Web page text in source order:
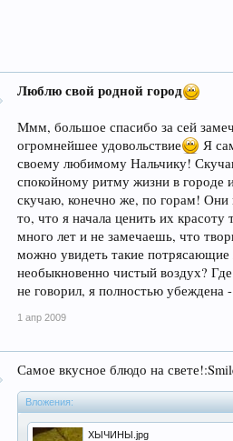
Люблю свой родной город
Ммм, большое спасибо за сей
огромнейшее удовольствие
Я
своему любимому Нальчику!
спокойному ритму жизни в городе
скучаю, конечно же, по горам!
то, что я начала ценить их
много лет и не замечаешь, что
можно увидеть такие
необыкновенно чистый воздух?
не говорил, я полностью
1 апр 2009
Самое вкусное блюдо на
Вложения:
ХЫЧИНЫ.jpg